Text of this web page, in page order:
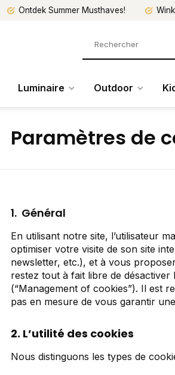
Ontdek Summer Musthaves!
Luminaire Outdoor
Paramètres de
1. Général
En utilisant notre site, l’utilisateur
optimiser votre visite de son site
newsletter, etc.), et à vous
restez tout à fait libre de
(“Management of cookies”). Il est
pas en mesure de vous garantir
2. L’utilité des cookies
Nous distinguons les types de